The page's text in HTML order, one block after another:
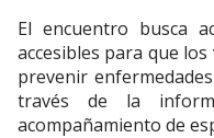
El encuentro busca
accesibles para que
prevenir
través de la
acompañamiento de